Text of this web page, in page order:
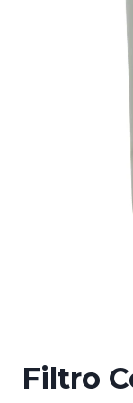
Filtro